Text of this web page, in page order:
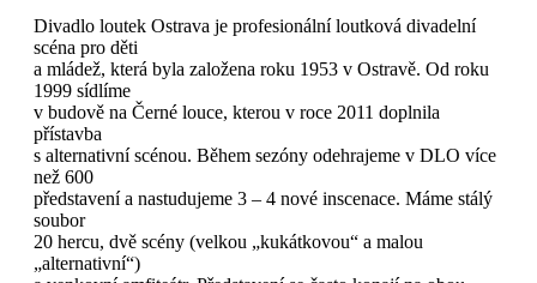
Divadlo loutek Ostrava je profesionální loutková divadelní
scéna pro děti
a mládež, která byla založena roku 1953 v Ostravě. Od roku
1999 sídlíme
v budově na Černé louce, kterou v roce 2011 doplnila
přístavba
s alternativní scénou. Během sezóny odehrajeme v DLO více
než 600
představení a nastudujeme 3 – 4 nové inscenace. Máme stálý
soubor
20 hercu, dvě scény (velkou „kukátkovou“ a malou
„alternativní“)